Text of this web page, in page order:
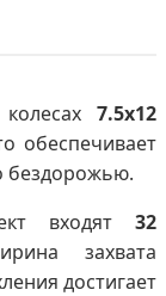
7.5x12
обеспечивает
бездорожью.
входят 32
захвата
достигает